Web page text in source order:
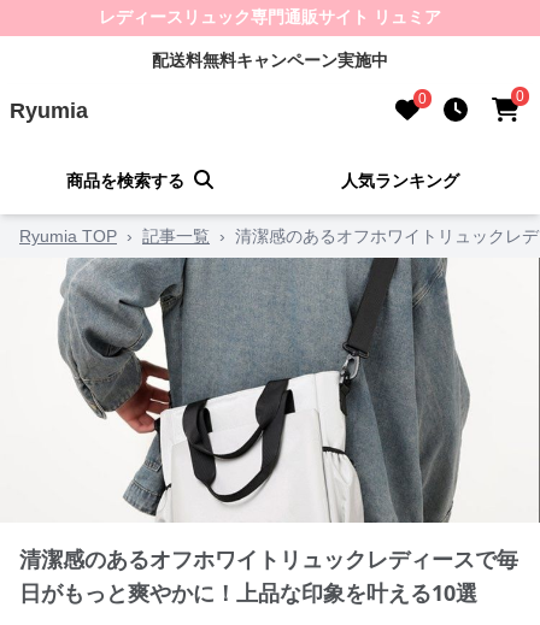
レディースリュック専門通販サイト リュミア
配送料無料キャンペーン実施中
Ryumia 0 0
商品を検索する 人気ランキング
Ryumia TOP › 記事一覧 › 清潔感のあるオフホワイトリュックレ
清潔感のあるオフホワイトリュックレディースで毎
日がもっと爽やかに！上品な印象を叶える10選